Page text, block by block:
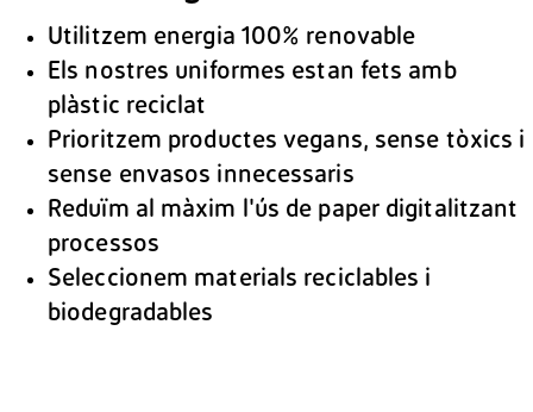
Utilitzem energia 100% renovable
Els nostres uniformes estan fets amb
plàstic reciclat
Prioritzem productes vegans, sense tòxics i
sense envasos innecessaris
Reduïm al màxim l'ús de paper digitalitzant
processos
Seleccionem materials reciclables i
biodegradables